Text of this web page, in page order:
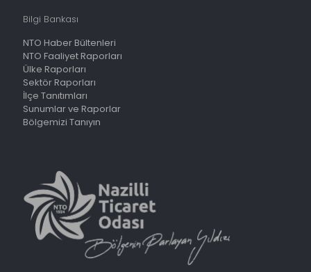
Bilgi Bankası
NTO Haber Bültenleri
NTO Faaliyet Raporları
Ülke Raporları
Sektör Raporları
İlçe Tanıtımları
Sunumlar ve Raporlar
Bölgemizi Tanıyın